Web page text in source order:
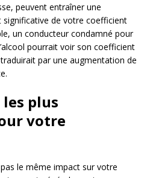
peuvent entraîner une
de votre coefficient
un conducteur condamné pour
pourrait voir son coefficient
par une augmentation de
plus
votre
le même impact sur votre